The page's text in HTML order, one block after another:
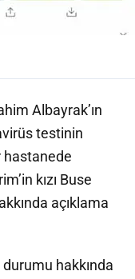
Albayrak’ın
testinin
hastanede
kızı Buse
açıklama
durumu hakkında